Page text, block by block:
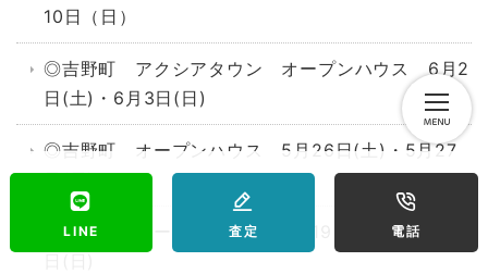
10日（日）
◎吉野町 アクシアタウン オープンハウス 6月2
日(土)・6月3日(日)
◎吉野町 オープンハウス 5月26日(土)・5月27
日(日)
◎吉野町 オープンハウス 5月19日(土)・5月20
LINE 査定 電話